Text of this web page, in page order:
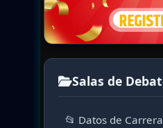
Salas de
📂 Datos de